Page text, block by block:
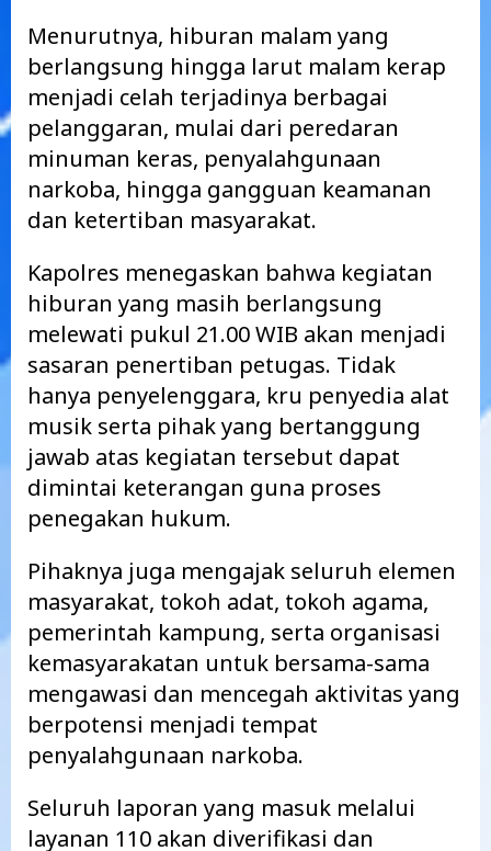
Menurutnya, hiburan malam yang
berlangsung hingga larut malam kerap
menjadi celah terjadinya berbagai
pelanggaran, mulai dari peredaran
minuman keras, penyalahgunaan
narkoba, hingga gangguan keamanan
dan ketertiban masyarakat.
Kapolres menegaskan bahwa kegiatan
hiburan yang masih berlangsung
melewati pukul 21.00 WIB akan menjadi
sasaran penertiban petugas. Tidak
hanya penyelenggara, kru penyedia alat
musik serta pihak yang bertanggung
jawab atas kegiatan tersebut dapat
dimintai keterangan guna proses
penegakan hukum.
Pihaknya juga mengajak seluruh elemen
masyarakat, tokoh adat, tokoh agama,
pemerintah kampung, serta organisasi
kemasyarakatan untuk bersama-sama
mengawasi dan mencegah aktivitas yang
berpotensi menjadi tempat
penyalahgunaan narkoba.
Seluruh laporan yang masuk melalui
layanan 110 akan diverifikasi dan